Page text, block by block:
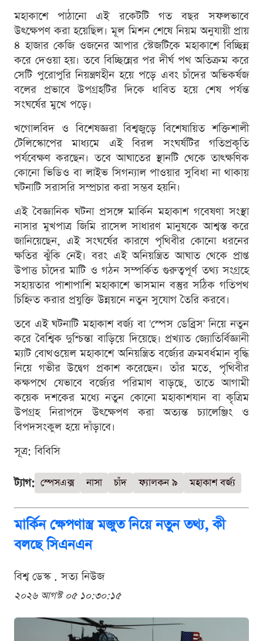
মহাকাশে পাঠানো এই রকেটটি গত বছর সফলভাবে
উৎক্ষেপণ করা হয়েছিল। মূল মিশন শেষে নিয়ম অনুযায়ী প্রায়
৪ হাজার কেজি ওজনের আপার স্টেজটিকে মহাকাশে বিচ্ছিন্ন
করে দেওয়া হয়। তবে বিচ্ছিন্নের পর দীর্ঘ পথ অতিক্রম করে
সেটি পুরোপুরি নিয়ন্ত্রণহীন হয়ে পড়ে এবং চাঁদের অভিকর্ষজ
বলের প্রভাবে উপগ্রহটির দিকে ধাবিত হয়ে শেষ পর্যন্ত
সংঘর্ষের মুখে পড়ে।
খগোলবিদ ও বিশেষজ্ঞরা বিশ্বজুড়ে বিশেষায়িত শক্তিশালী
টেলিস্কোপের মাধ্যমে এই বিরল সংঘর্ষটির গতিপ্রকৃতি
পর্যবেক্ষণ করছেন। তবে আঘাতের স্থানটি থেকে তাত্ক্ষণিক
কোনো ভিডিও বা লাইভ সিগন্যাল পাওয়ার সুবিধা না থাকায়
ঘটনাটি সরাসরি সম্প্রচার করা সম্ভব হয়নি।
এই বৈজ্ঞানিক ঘটনা প্রসঙ্গে মার্কিন মহাকাশ গবেষণা সংস্থা
নাসার মুখপাত্র জিমি রাসেল সাধারণ মানুষকে আশ্বস্ত করে
জানিয়েছেন, এই সংঘর্ষের কারণে পৃথিবীর কোনো ধরনের
ক্ষতির ঝুঁকি নেই। বরং এই অনিয়ন্ত্রিত আঘাত থেকে প্রাপ্ত
উপাত্ত চাঁদের মাটি ও গঠন সম্পর্কিত গুরুত্বপূর্ণ তথ্য সংগ্রহে
সহায়তার পাশাপাশি মহাকাশে ভাসমান বস্তুর সঠিক গতিপথ
চিহ্নিত করার প্রযুক্তি উন্নয়নে নতুন সুযোগ তৈরি করবে।
তবে এই ঘটনাটি মহাকাশ বর্জ্য বা 'স্পেস ডেব্রিস' নিয়ে নতুন
করে বৈশ্বিক দুশ্চিন্তা বাড়িয়ে দিয়েছে। প্রখ্যাত জ্যোতির্বিজ্ঞানী
ম্যাট বোথওয়েল মহাকাশে অনিয়ন্ত্রিত বর্জ্যের ক্রমবর্ধমান বৃদ্ধি
নিয়ে গভীর উদ্বেগ প্রকাশ করেছেন। তাঁর মতে, পৃথিবীর
কক্ষপথে যেভাবে বর্জ্যের পরিমাণ বাড়ছে, তাতে আগামী
কয়েক দশকের মধ্যে নতুন কোনো মহাকাশযান বা কৃত্রিম
উপগ্রহ নিরাপদে উৎক্ষেপণ করা অত্যন্ত চ্যালেঞ্জিং ও
বিপদসংকুল হয়ে দাঁড়াবে।
সূত্র: বিবিসি
ট্যাগ: স্পেসএক্স নাসা চাঁদ ফ্যালকন ৯ মহাকাশ বর্জ্য
মার্কিন ক্ষেপণাস্ত্র মজুত নিয়ে নতুন তথ্য, কী
বলছে সিএনএন
বিশ্ব ডেস্ক . সত্য নিউজ
২০২৬ আগস্ট ০৫ ১০:৩০:১৫